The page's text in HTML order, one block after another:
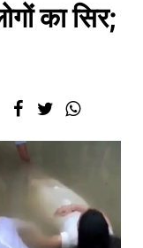
का सिर;